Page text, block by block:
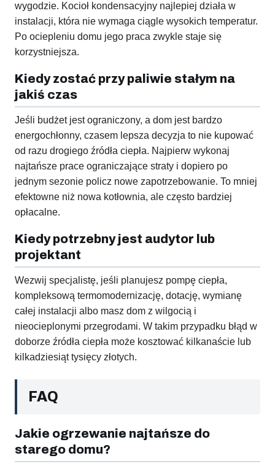
wygodzie. Kocioł kondensacyjny najlepiej działa w
instalacji, która nie wymaga ciągle wysokich temperatur.
Po ociepleniu domu jego praca zwykle staje się
korzystniejsza.
Kiedy zostać przy paliwie stałym na
jakiś czas
Jeśli budżet jest ograniczony, a dom jest bardzo
energochłonny, czasem lepsza decyzja to nie kupować
od razu drogiego źródła ciepła. Najpierw wykonaj
najtańsze prace ograniczające straty i dopiero po
jednym sezonie policz nowe zapotrzebowanie. To mniej
efektowne niż nowa kotłownia, ale często bardziej
opłacalne.
Kiedy potrzebny jest audytor lub
projektant
Wezwij specjalistę, jeśli planujesz pompę ciepła,
kompleksową termomodernizację, dotację, wymianę
całej instalacji albo masz dom z wilgocią i
nieocieplonymi przegrodami. W takim przypadku błąd w
doborze źródła ciepła może kosztować kilkanaście lub
kilkadziesiąt tysięcy złotych.
FAQ
Jakie ogrzewanie najtańsze do
starego domu?